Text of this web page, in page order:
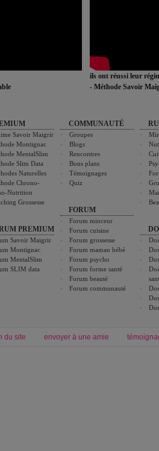
ils ont réussi leur
- Méthode Savoir
Savoir Maigrir
Montignac
MentalSlim
Slim Data
Naturelles
Chrono-
Nutrition
Grossesse
PREMIUM
Savoir Maigrir
Montignac
MentalSlim
SLIM data
COMMUNAUTÉ
Groupes
Blogs
Rencontres
Bons plans
Témoignages
Quiz
FORUM
Forum minceur
Forum cuisine
Forum grossesse
Forum maman bébé
Forum psycho
Forum forme santé
Forum beauté
Forum communauté
du site envoyer à une amie